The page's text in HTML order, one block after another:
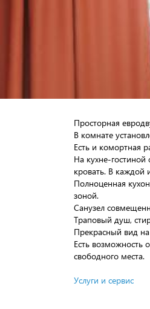
Просторная
В комнате
Есть и комортная
На кухне-гостиной
кровать. В каждой
Полноценная
зоной.
Санузел
Траповый душ,
Прекрасный вид
Есть возможность
свободного места.
Услуги и сервис